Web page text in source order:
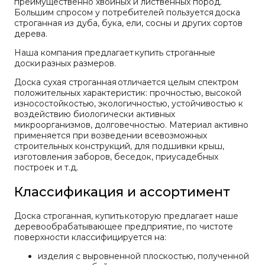
Большим спросом у потребителей пользуется доска
строганная из дуба, бука, ели, сосны и других сортов
дерева.
Наша компания предлагает купить строганные
доски разных размеров.
Доска сухая строганная отличается целым спектром
положительных характеристик: прочностью, высокой
износостойкостью, экологичностью, устойчивостью к
воздействию биологически активных
микроорганизмов, долговечностью. Материал активно
применяется при возведении всевозможных
строительных конструкций, для подшивки крыш,
изготовления заборов, беседок, приусадебных
построек и т.д.
Классификация и ассортимент
Доска строганная, купить которую предлагает наше
деревообрабатывающее предприятие, по чистоте
поверхности классифицируется на:
изделия с выровненной плоскостью, полученной